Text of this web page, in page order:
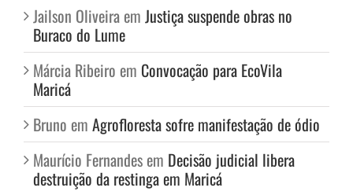
Jailson Oliveira em Justiça suspende obras no
Buraco do Lume
Márcia Ribeiro em Convocação para EcoVila
Maricá
Bruno em Agrofloresta sofre manifestação de ódio
Maurício Fernandes em Decisão judicial libera
destruição da restinga em Maricá